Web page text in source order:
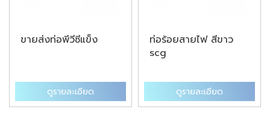
ขายส่งท่อพีวีซีแข็ง
ดูรายละเอียด
ท่อร้อยสายไฟ สีขาว
scg
ดูรายละเอียด